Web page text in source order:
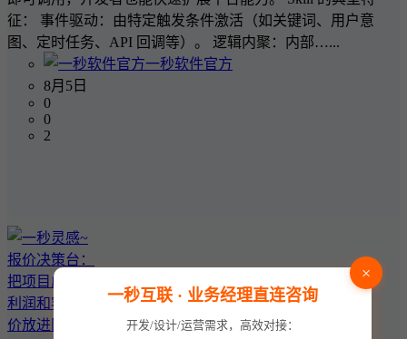
征： 事件驱动：由特定触发条件激活（如关键词、用户意
图、定时任务、API 回调等）。 逻辑内聚：内部…...
一秒软件官方
8月5日
0
0
2
×
一秒互联 · 业务经理直连咨询
开发/设计/运营需求，高效对接：